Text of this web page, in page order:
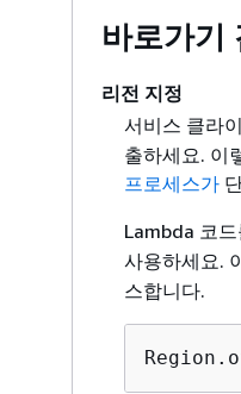
바로가기
리전 지정
서비스 클라
출하세요. 이
프로세스가
Lambda 코
사용하세요.
스합니다.